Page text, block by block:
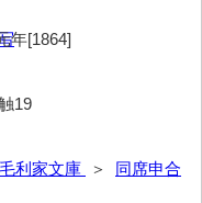
19
利家文庫 ＞ 同席申合
年[1864]